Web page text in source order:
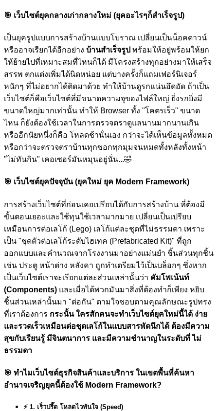
🎯 เว็บไซต์ยุคกลางเก่ากลางใหม่ (ยุคอะไรๆก็สำเร็จรูป)
เป็นยุครูปแบบการสร้างบ้านแบบโบราณ เปลี่ยนเป็นน็อคดาวน์
หรืออาจเรียกได้อีกอย่าง บ้านสำเร็จรูป พร้อมให้อยู่พร้อมให้ยก
ให้ย้ายไปที่เหมาะสมที่ไหนก็ได้ มีโครงสร้างทุกอย่างมาให้เสร็จ
สรรพ ตกแต่งเพิ่มได้นิดหน่อย แต่บางครั้งก็แถมเฟอร์นิเจอร์
หนักๆ ที่ไม่อยากได้ติดมาด้วย ทำให้บ้านดูรกแน่นอึดอัด ถ้าเป็น
เว็บไซต์ก็คือเว็บไซต์ที่มีขนาดความจุของไฟล์ใหญ่ ยิ่งรกยิ่งมี
ขนาดใหญ่มากเท่านั้น ทำให้ Browser ทั้ง "โคตรเร็ว" ขนาด
ไหน ก็ยังต้องใช้เวลาในการตรวจตราดูแลนานมากนานเกิน
หรืออีกนัยหนึ่งก็คือ โหลดช้านั่นเอง กว่าจะได้เห็นข้อมูลทั้งหมด
หรือกว่าจะตรวจตราบ้านทุกซอกทุกมุมจนหมดทั้งหลังทั้งหน้า
"ไม่ทันกิน" เคอเซอร์มันหมุนอยู่นั่น...🤣
🎯 เว็บไซต์ยุคปัจจุบัน (ยุคใหม่ ยุค Modern Framework)
การสร้างเว็บไซต์ที่ก่อนเคยเปรียบได้กับการสร้างบ้าน ที่ต้องมี
ขั้นตอนเยอะและใช้ทุนใช้เวลามากมาย เปลี่ยนเป็นเปรียบ
เหมือนการต่อเลโก้ (Lego) เลโก้แต่ละชุดที่ไม่ธรรมดา เพราะ
เป็น "ชุดตัวต่อเลโก้ระดับไฮเทค (Prefabricated Kit)" ที่ถูก
ออกแบบและคำนวณจากโรงงานมาอย่างแม่นยำ ชิ้นส่วนทุกชิ้น
เช่น ประตู หน้าต่าง หลังคา ถูกทำเตรียมไว้เป็นบล็อกๆ ซึ่งหาก
เป็นเว็บไซต์เราจะเรียกแต่ละส่วนเหล่านั้นว่า คัมโพเน้นท์
(Components) และเมื่อได้พวกมันมาสิ่งที่ต้องทำก็เพียง หยิบ
ชิ้นส่วนเหล่านั้นมา "ต่อกัน" ตามใจชอบตามคุณลักษณะรูปทรง
ที่เราต้องการ กระนั้น ใครสักคนจะทำเว็บไซต์ยุคใหม่นี้ได้ ง่าย
และรวดเร็วเหมือนต่อชุดเลโก้ในแบบสารพัดนึกได้ ต้องมีความ
สุขกับเรียนรู้ มีจินตนาการ และมีความชำนาญในระดับที่ ไม่
ธรรมดา
🎯 ทำไมเว็บไซต์ธุรกิจสินค้าและบริการ ในเขตพื้นที่ค้นหา
อำนาจเจริญยุคนี้ต้องใช้ Modern Framework?
⚡ 1. เร็วปรี๊ด โหลดไวทันใจ (Speed)